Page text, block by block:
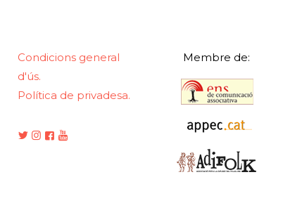
Condicions general
d'ús.
Política de privadesa.
Membre de: